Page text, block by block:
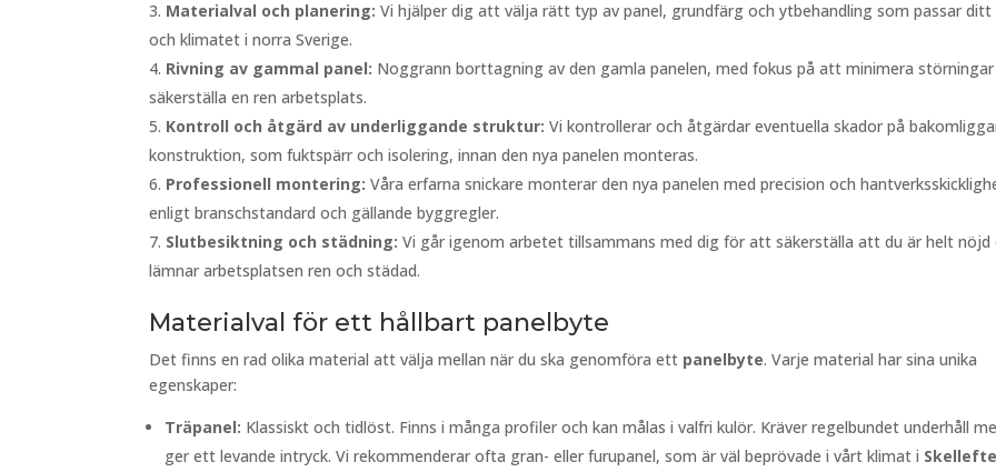
Materialval och planering: Vi hjälper dig att välja rätt typ av panel, grundfärg och ytbehandling som passar ditt
och klimatet i norra Sverige.
Rivning av gammal panel: Noggrann borttagning av den gamla panelen, med fokus på att minimera
säkerställa en ren arbetsplats.
Kontroll och åtgärd av underliggande struktur: Vi kontrollerar och åtgärdar eventuella skador på
konstruktion, som fuktspärr och isolering, innan den nya panelen monteras.
Professionell montering: Våra erfarna snickare monterar den nya panelen med precision och
enligt branschstandard och gällande byggregler.
Slutbesiktning och städning: Vi går igenom arbetet tillsammans med dig för att säkerställa att du är helt nöjd
lämnar arbetsplatsen ren och städad.
Materialval för ett hållbart panelbyte
Det finns en rad olika material att välja mellan när du ska genomföra ett panelbyte. Varje material har sina unika
egenskaper:
Träpanel: Klassiskt och tidlöst. Finns i många profiler och kan målas i valfri kulör. Kräver regelbundet underhåll
ger ett levande intryck. Vi rekommenderar ofta gran- eller furupanel, som är väl beprövade i vårt klimat i